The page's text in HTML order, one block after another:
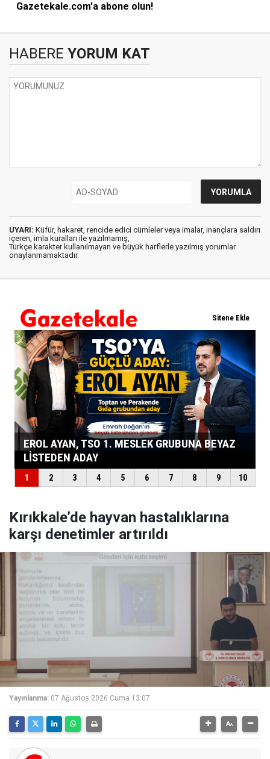
Gazetekale.com'a abone olun!
HABERE YORUM KAT
UYARI: Küfür, hakaret, rencide edici cümleler veya imalar, inançlara saldırı
içeren, imla kuralları ile yazılmamış,
Türkçe karakter kullanılmayan ve büyük harflerle yazılmış yorumlar
onaylanmamaktadır.
Kırıkkale’de hayvan hastalıklarına
karşı denetimler artırıldı
Yayınlanma: 07 Ağustos 2026 Cuma 13:07